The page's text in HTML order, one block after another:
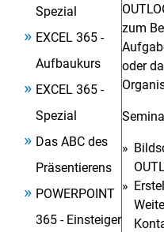
Spezial
EXCEL 365 -
Aufbaukurs
EXCEL 365 -
Spezial
Das ABC des
Präsentierens
POWERPOINT
365 - Einsteiger
zum
oder